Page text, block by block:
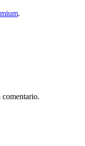
.
comentario.